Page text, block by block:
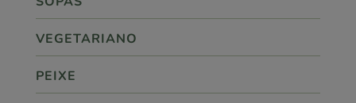
VEGETARIANO
PEIXE